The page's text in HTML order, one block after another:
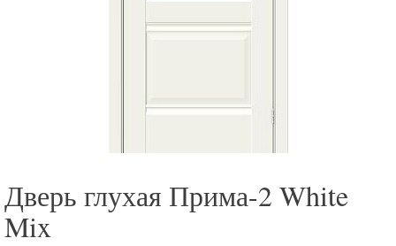
Дверь глухая Прима-2 White
Mix